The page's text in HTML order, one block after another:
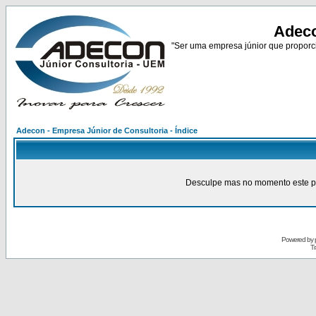
"Ser uma empresa júnior que
Adecon - Empresa Júnior de Consultoria - Índice
Desculpe mas no momento este
Powered by